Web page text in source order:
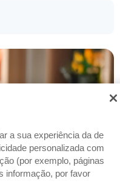
a sua experiência da de
personalizada com
(por exemplo, páginas
informação, por favor